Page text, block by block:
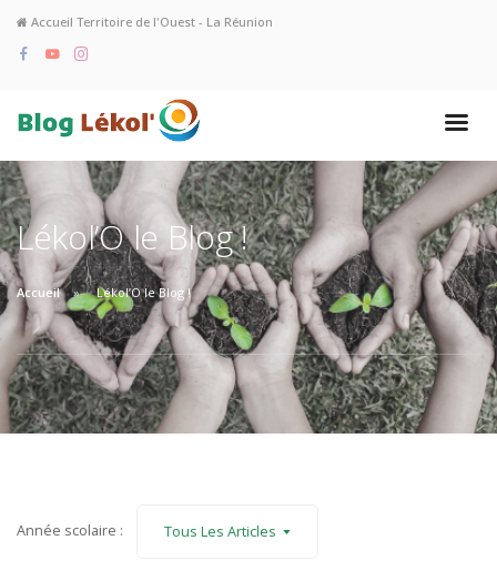
Accueil Territoire de l'Ouest - La Réunion
Lékol’O le Blog !
Accueil Lékol’O le Blog !
Année scolaire : Tous Les Articles